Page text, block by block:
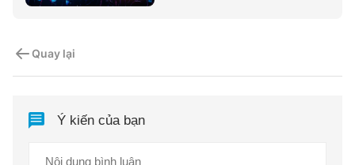
Quay lại
Ý kiến của bạn